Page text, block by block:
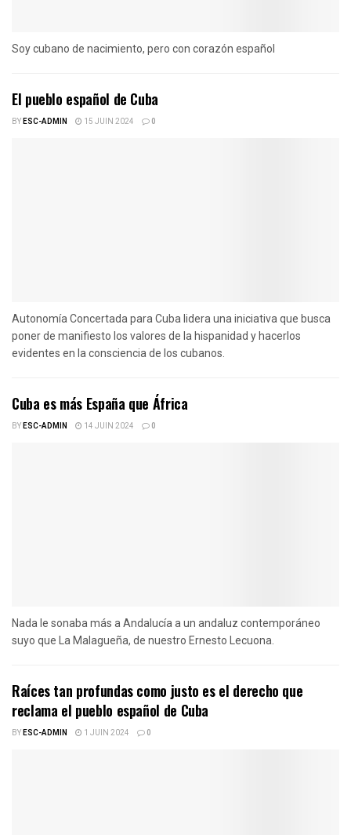
Soy cubano de nacimiento, pero con corazón español
El pueblo español de Cuba
BYESC-ADMIN 15 JUIN 2024 0
Autonomía Concertada para Cuba lidera una iniciativa que busca
poner de manifiesto los valores de la hispanidad y hacerlos
evidentes en la consciencia de los cubanos.
Cuba es más España que África
BYESC-ADMIN 14 JUIN 2024 0
Nada le sonaba más a Andalucía a un andaluz contemporáneo
suyo que La Malagueña, de nuestro Ernesto Lecuona.
Raíces tan profundas como justo es el derecho que
reclama el pueblo español de Cuba
BYESC-ADMIN 1 JUIN 2024 0